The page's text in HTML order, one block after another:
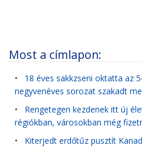
Most a címlapon:
• 18 éves sakkzseni oktatta az
negyvenéves sorozat szakadt
• Rengetegen kezdenek itt új
régiókban, városokban még
• Kiterjedt erdőtűz pusztít